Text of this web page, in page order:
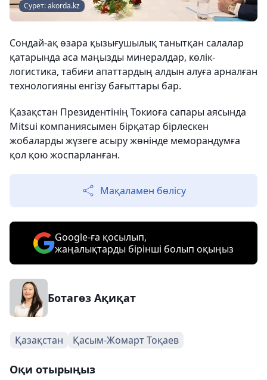
Сурет: akorda.kz
Сондай-ақ өзара қызығушылық танытқан салалар
қатарында аса маңызды минералдар, көлік-
логистика, табиғи апаттардың алдын алуға арналған
технологияны енгізу бағыттары бар.
Қазақстан Президентінің Токиоға сапары аясында
Mitsui компаниясымен бірқатар бірлескен
жобаларды жүзеге асыру жөнінде меморандумға
қол қою жоспарланған.
Мақаламен бөлісу
Google-ға қосылып,
жаңалықтарды бірінші болып оқыңыз
Ботагөз Ақиқат
Қазақстан Қасым-Жомарт Тоқаев
Оқи отырыңыз